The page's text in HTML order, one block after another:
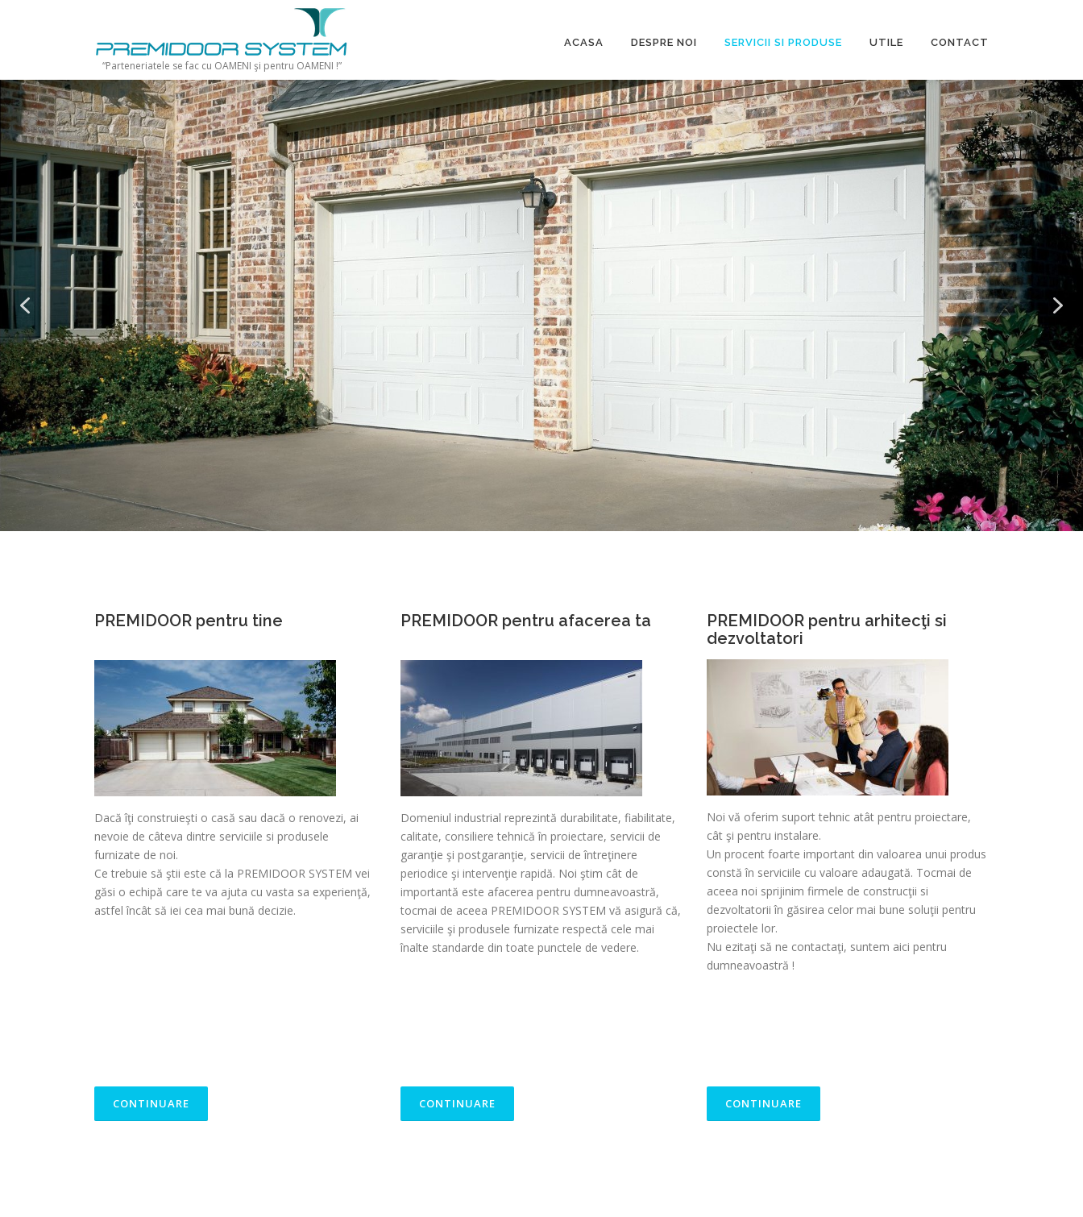
“Parteneriatele se fac cu OAMENI şi pentru OAMENI !”
ACASA DESPRE NOI SERVICII SI PRODUSE UTILE CONTACT
PREMIDOOR pentru tine
Dacă îţi construieşti o casă sau dacă o renovezi, ai
nevoie de câteva dintre serviciile si produsele
furnizate de noi.
Ce trebuie să ştii este că la PREMIDOOR SYSTEM vei
găsi o echipă care te va ajuta cu vasta sa experienţă,
astfel încât să iei cea mai bună decizie.
CONTINUARE
PREMIDOOR pentru afacerea ta
Domeniul industrial reprezintă durabilitate, fiabilitate,
calitate, consiliere tehnică în proiectare, servicii de
garanţie şi postgaranţie, servicii de întreţinere
periodice şi intervenţie rapidă. Noi ştim cât de
importantă este afacerea pentru dumneavoastră,
tocmai de aceea PREMIDOOR SYSTEM vă asigură că,
serviciile şi produsele furnizate respectă cele mai
înalte standarde din toate punctele de vedere.
CONTINUARE
PREMIDOOR pentru arhitecţi si
dezvoltatori
Noi vă oferim suport tehnic atât pentru proiectare,
cât şi pentru instalare.
Un procent foarte important din valoarea unui produs
constă în serviciile cu valoare adaugată. Tocmai de
aceea noi sprijinim firmele de construcţii si
dezvoltatorii în găsirea celor mai bune soluţii pentru
proiectele lor.
Nu ezitaţi să ne contactaţi, suntem aici pentru
dumneavoastră !
CONTINUARE